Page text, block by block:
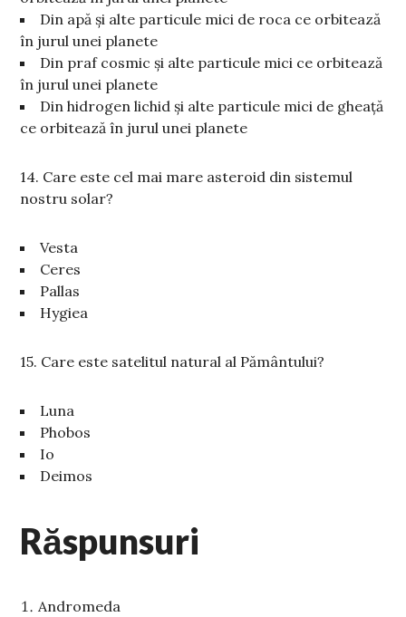
Din apă și alte particule mici de roca ce orbitează
în jurul unei planete
Din praf cosmic și alte particule mici ce orbitează
în jurul unei planete
Din hidrogen lichid și alte particule mici de gheață
ce orbitează în jurul unei planete
14. Care este cel mai mare asteroid din sistemul
nostru solar?
Vesta
Ceres
Pallas
Hygiea
15. Care este satelitul natural al Pământului?
Luna
Phobos
Io
Deimos
Răspunsuri
Andromeda